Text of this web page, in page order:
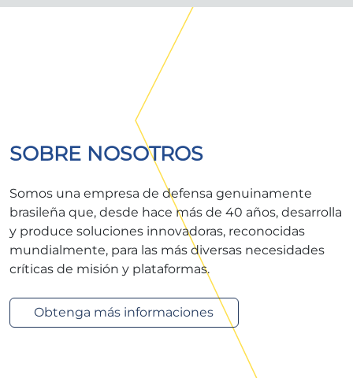
SOBRE NOSOTROS
Somos una empresa de defensa genuinamente
brasileña que, desde hace más de 40 años, desarrolla
y produce soluciones innovadoras, reconocidas
mundialmente, para las más diversas necesidades
críticas de misión y plataformas.
Obtenga más informaciones